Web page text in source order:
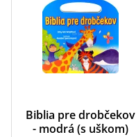
Biblia pre drobčekov
- modrá (s uškom)